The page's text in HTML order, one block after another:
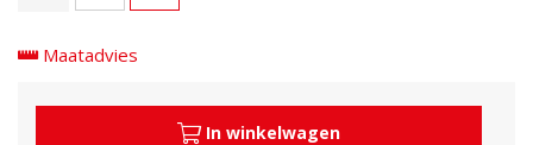
Maatadvies
In winkelwagen